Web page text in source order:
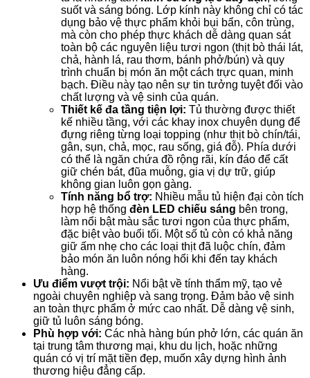
suốt và sáng bóng. Lớp kính này không chỉ có tác
dụng bảo vệ thực phẩm khỏi bụi bẩn, côn trùng,
mà còn cho phép thực khách dễ dàng quan sát
toàn bộ các nguyên liệu tươi ngon (thịt bò thái lát,
chả, hành lá, rau thơm, bánh phở/bún) và quy
trình chuẩn bị món ăn một cách trực quan, minh
bạch. Điều này tạo nên sự tin tưởng tuyệt đối vào
chất lượng và vệ sinh của quán.
Thiết kế đa tầng tiện lợi: Tủ thường được thiết
kế nhiều tầng, với các khay inox chuyên dụng để
đựng riêng từng loại topping (như thịt bò chín/tái,
gân, sụn, chả, mọc, rau sống, giá đỗ). Phía dưới
có thể là ngăn chứa đồ rộng rãi, kín đáo để cất
giữ chén bát, đũa muỗng, gia vị dự trữ, giúp
không gian luôn gọn gàng.
Tính năng bổ trợ: Nhiều mẫu tủ hiện đại còn tích
hợp hệ thống đèn LED chiếu sáng bên trong,
làm nổi bật màu sắc tươi ngon của thực phẩm,
đặc biệt vào buổi tối. Một số tủ còn có khả năng
giữ ấm nhẹ cho các loại thịt đã luộc chín, đảm
bảo món ăn luôn nóng hổi khi đến tay khách
hàng.
Ưu điểm vượt trội: Nổi bật về tính thẩm mỹ, tạo vẻ
ngoài chuyên nghiệp và sang trọng. Đảm bảo vệ sinh
an toàn thực phẩm ở mức cao nhất. Dễ dàng vệ sinh,
giữ tủ luôn sáng bóng.
Phù hợp với: Các nhà hàng bún phở lớn, các quán ăn
tại trung tâm thương mại, khu du lịch, hoặc những
quán có vị trí mặt tiền đẹp, muốn xây dựng hình ảnh
thương hiệu đẳng cấp.